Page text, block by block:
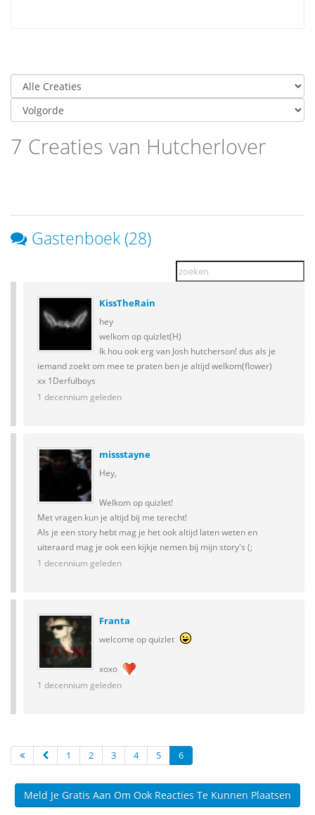
7 Creaties van Hutcherlover
Gastenboek (28)
KissTheRain
hey
welkom op quizlet(H)
Ik hou ook erg van Josh hutcherson! dus als je
iemand zoekt om mee te praten ben je altijd welkom(flower)
xx 1Derfulboys
1 decennium geleden
missstayne
Hey,
Welkom op quizlet!
Met vragen kun je altijd bij me terecht!
Als je een story hebt mag je het ook altijd laten weten en
uiteraard mag je ook een kijkje nemen bij mijn story's (;
1 decennium geleden
Franta
welcome op quizlet
xoxo
1 decennium geleden
1 2 3 4 5 6
Meld Je Gratis Aan Om Ook Reacties Te Kunnen Plaatsen